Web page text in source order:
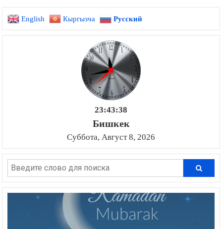
English Кыргызча Русский
23:43:39
Бишкек
Суббота, Август 8, 2026